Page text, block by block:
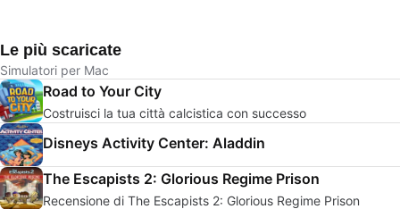
Le più scaricate
Simulatori per Mac
Road to Your City
Costruisci la tua città calcistica con successo
Disneys Activity Center: Aladdin
The Escapists 2: Glorious Regime Prison
Recensione di The Escapists 2: Glorious Regime Prison